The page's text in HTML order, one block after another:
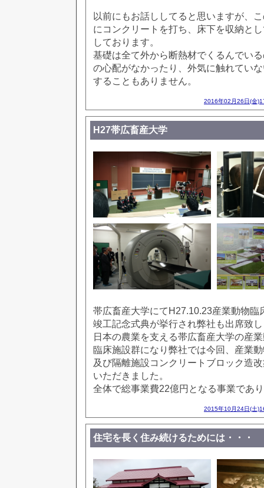
以前にもお話ししてると思いますが、
にコンクリートを打ち、床下を収納と
しております。
基礎は全て外から断熱材でくるんでい
の心配がなかったり、外気に触れてい
することもありません。
2016年02月26日(金
H27帯広畜産大学
帯広畜産大学にてH27.10.23産業動物臨
竣工記念式典が挙行され弊社も出席致
日本の農業を支える帯広畜産大学の産
臨床施設群になり弊社では今回、産業
及び隔離施設コンクリートブロック造
いただきました。
全体で総事業費22億円となる事業であ
2015年10月24日(土
住宅を長く住み続けるためには・・・